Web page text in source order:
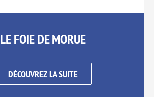
LE FOIE DE MORUE
DÉCOUVREZ LA SUITE